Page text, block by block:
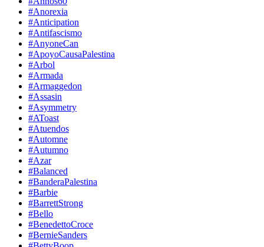
#Anorexia
#Anticipation
#Antifascismo
#AnyoneCan
#ApoyoCausaPalestina
#Arbol
#Armada
#Armaggedon
#Assasin
#Asymmetry
#AToast
#Atuendos
#Automne
#Autumno
#Azar
#Balanced
#BanderaPalestina
#Barbie
#BarrettStrong
#Bello
#BenedettoCroce
#BernieSanders